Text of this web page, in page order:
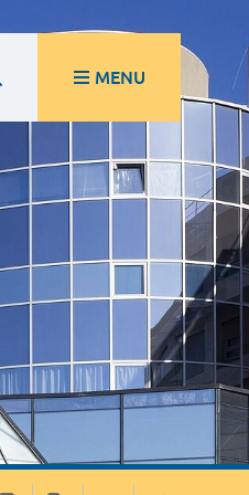
MENU